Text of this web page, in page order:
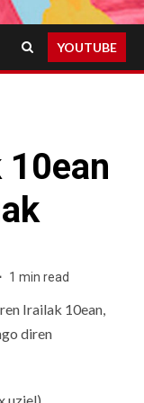
YOUTUBE
1 min read
Irailak 10ean,
diren